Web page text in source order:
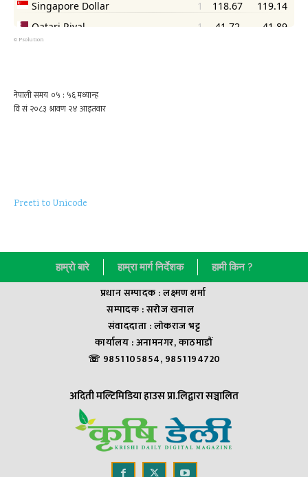
© Psolution
Preeti to Unicode
हाम्राे बारे हाम्रा मार्ग निर्देशक हामी किन ?
प्रधान सम्पादक : लक्ष्मण शर्मा
सम्पादक : सराेज खनाल
संवाददाता : लाेकराज भट्ट
कार्यालय : अनामनगर, काठमाडौं
☏ 9851105854, 9851194720
अदिती मल्टिमिडिया हाउस प्रा.लिद्वारा सञ्चालित